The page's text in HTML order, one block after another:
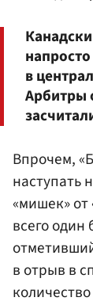
в
Арбитры
Впрочем,
наступать
«мишек» от
всего один
в отрыв в